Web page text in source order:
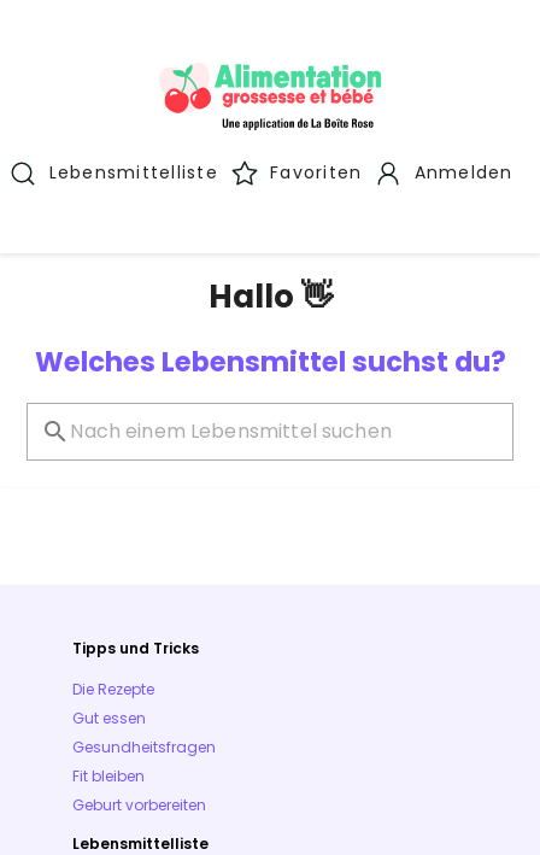
Lebensmittelliste Favoriten Anmelden
Hallo 👋
Welches Lebensmittel suchst du?
Tipps und Tricks
Die Rezepte
Gut essen
Gesundheitsfragen
Fit bleiben
Geburt vorbereiten
Lebensmittelliste